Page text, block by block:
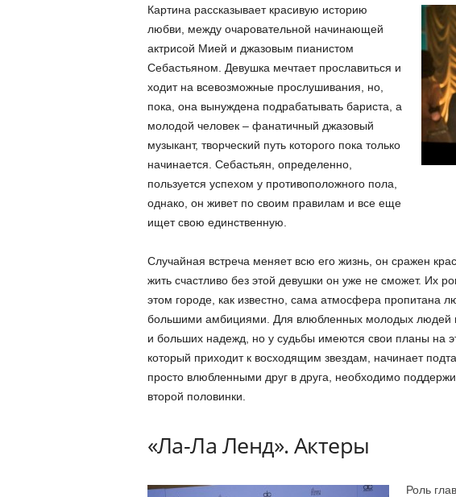
Картина рассказывает красивую историю
любви, между очаровательной начинающей
актрисой Мией и джазовым пианистом
Себастьяном. Девушка мечтает прославиться и
ходит на всевозможные прослушивания, но,
пока, она вынуждена подрабатывать бариста, а
молодой человек – фанатичный джазовый
музыкант, творческий путь которого пока только
начинается. Себастьян, определенно,
пользуется успехом у противоположного пола,
однако, он живет по своим правилам и все еще
ищет свою единственную.
Случайная встреча меняет всю его жизнь, он сражен
жить счастливо без этой девушки он уже не сможет. Их
этом городе, как известно, сама атмосфера пропитана
большими амбициями. Для влюбленных молодых людей
и больших надежд, но у судьбы имеются свои планы на
который приходит к восходящим звездам, начинает
просто влюбленными друг в друга, необходимо
второй половинки.
«Ла-Ла Ленд». Актеры
Роль